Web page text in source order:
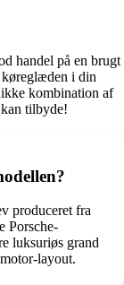
handel på en brugt
køreglæden i din
kombination af
tilbyde!
produceret fra
Porsche-
luksuriøs grand
layout.